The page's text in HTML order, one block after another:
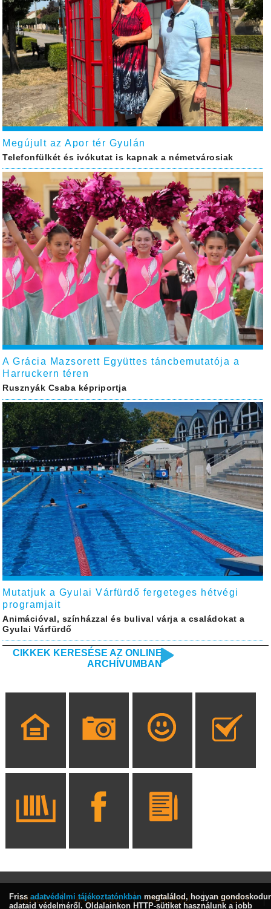
Megújult az Apor tér Gyulán
Telefonfülkét és ivókutat is kapnak a németvárosiak
A Grácia Mazsorett Együttes táncbemutatója a
Harruckern téren
Rusznyák Csaba képriportja
Mutatjuk a Gyulai Várfürdő fergeteges hétvégi
programjait
Animációval, színházzal és bulival várja a családokat a
Gyulai Várfürdő
CIKKEK KERESÉSE AZ ONLINE
ARCHÍVUMBAN
HÍREK KULTÚRA INTERJÚ
SPORT
Friss adatvédelmi tájékoztatónkban megtalálod, hogyan
adataid védelméről. Oldalainkon HTTP-sütiket használunk a jobb